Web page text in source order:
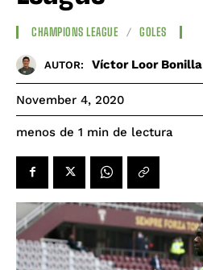
CHAMPIONS LEAGUE GOLES
AUTOR: Víctor Loor Bonilla
November 4, 2020
menos de 1 min de lectura